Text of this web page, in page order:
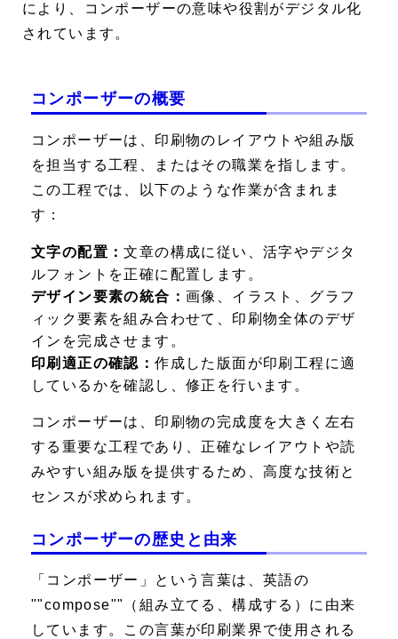
により、コンポーザーの意味や役割がデジタル化
されています。
コンポーザーの概要
コンポーザーは、印刷物のレイアウトや組み版
を担当する工程、またはその職業を指します。
この工程では、以下のような作業が含まれま
す：
文字の配置：文章の構成に従い、活字やデジタ
ルフォントを正確に配置します。
デザイン要素の統合： 画像、イラスト、グラフ
ィック要素を組み合わせて、印刷物全体のデザ
インを完成させます。
印刷適正の確認：作成した版面が印刷工程に適
しているかを確認し、修正を行います。
コンポーザーは、印刷物の完成度を大きく左右
する重要な工程であり、正確なレイアウトや読
みやすい組み版を提供するため、高度な技術と
センスが求められます。
コンポーザーの歴史と由来
「コンポーザー」という言葉は、英語の
""compose""（組み立てる、構成する）に由来
しています。この言葉が印刷業界で使用される